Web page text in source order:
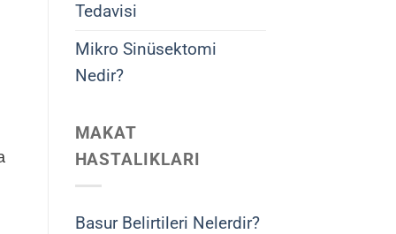
Tedavisi
Mikro Sinüsektomi
Nedir?
MAKAT
HASTALIKLARI
Basur Belirtileri Nelerdir?